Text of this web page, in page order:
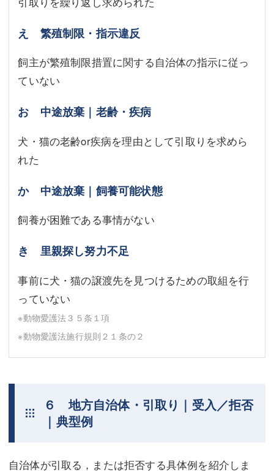
え 繁殖制限・指示違反
飼主が繁殖制限措置に関する自治体の指示に従っ
ていない
お 中途放棄｜老齢・疾病
犬・猫の老齢or疾病を理由として引取りを求めら
れた
か 中途放棄｜飼養可能状態
飼養が困難である事情がない
き 里親探し努力不足
事前に犬・猫の譲渡先を見つけるための取組を行
っていない
※動物愛護法３５条１項
※動物愛護法施行規則２１条の２
６ 地方自治体・引取り｜受入／拒否
｜典型例
自治体が引取る，または拒否する具体例を紹介しま